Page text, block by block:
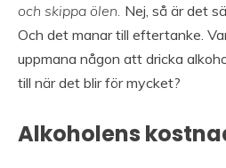
och skippa ölen. Nej, så är det
Och det manar till eftertanke.
uppmana någon att dricka
till när det blir för mycket?
Alkoholens